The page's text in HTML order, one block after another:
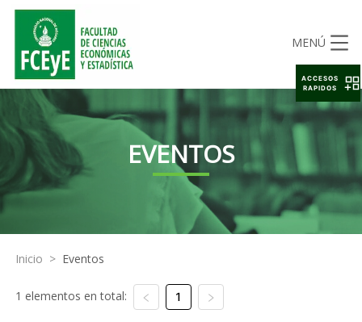
MENÚ
EVENTOS
Inicio > Eventos
1 elementos en total: 1
ACCESOS
RAPIDOS